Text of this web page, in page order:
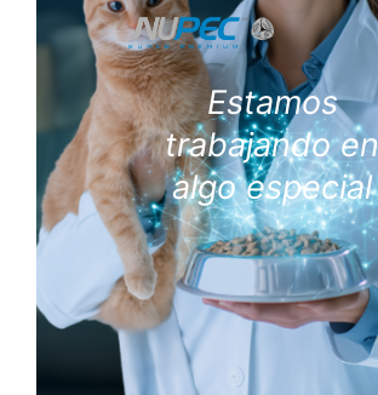
Estamos
trabajando en
algo especial